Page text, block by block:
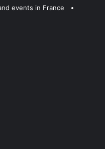
events in France